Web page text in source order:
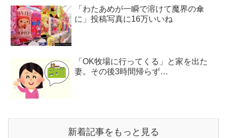
「わたあめが一瞬で溶けて魔界の傘
に」投稿写真に16万いいね
「OK牧場に行ってくる」と家を出た
妻。その後3時間帰らず…
新着記事をもっと見る